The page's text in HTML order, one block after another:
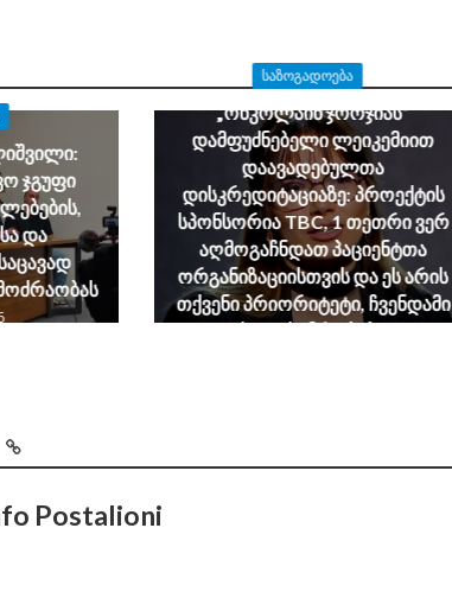
ჯგუფი
და
ᲡᲐᲖᲝᲒᲐᲓᲝᲔᲑᲐ
„ონკოლაინ ჯორჯიას“
დამფუძნებელი ლეიკემიით
დაავადებულთა
დისკრედიტაციაზე: პროექტის
სპონსორია TBC, 1 თეთრი ვერ
აღმოგაჩნდათ პაციენტთა
ორგანიზაციისთვის და ეს არის
თქვენი პრიორიტეტი, ჩვენდამი
“ასეთი ხუმრობები”?
Postalioni